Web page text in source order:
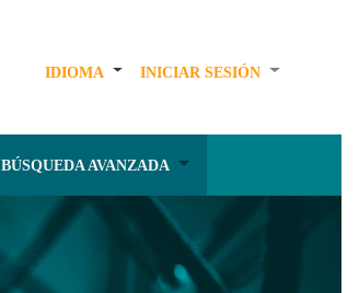
IDIOMA INICIAR SESIÓN
BÚSQUEDA AVANZADA